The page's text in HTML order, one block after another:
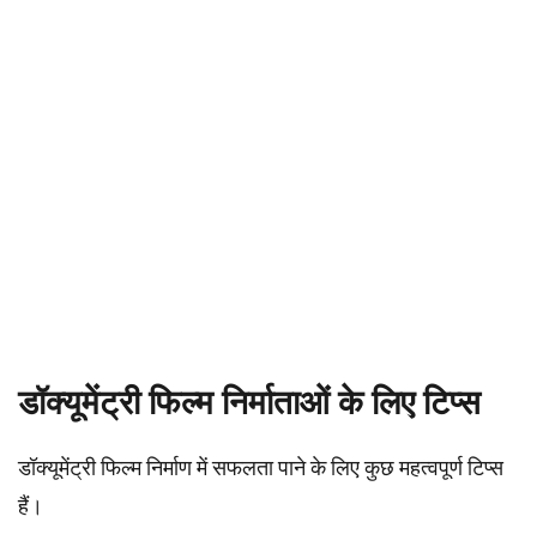
डॉक्यूमेंट्री फिल्म निर्माताओं के लिए टिप्स
डॉक्यूमेंट्री फिल्म निर्माण में सफलता पाने के लिए कुछ महत्वपूर्ण टिप्स
हैं।